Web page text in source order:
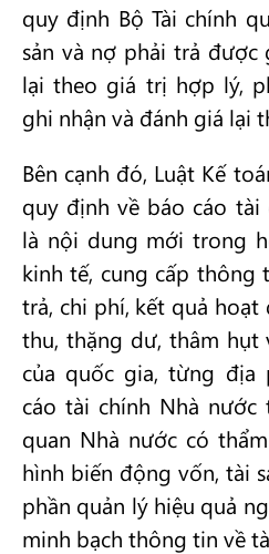
quy định Bộ Tài chính
sản và nợ phải trả được
lại theo giá trị hợp lý,
ghi nhận và đánh giá lại
Bên cạnh đó, Luật Kế
quy định về báo cáo tài
là nội dung mới trong
kinh tế, cung cấp thông
trả, chi phí, kết quả hoạt
thu, thặng dư, thâm hụt
của quốc gia, từng địa
cáo tài chính Nhà
quan Nhà nước có
hình biến động vốn, tài
phần quản lý hiệu quả
minh bạch thông tin về